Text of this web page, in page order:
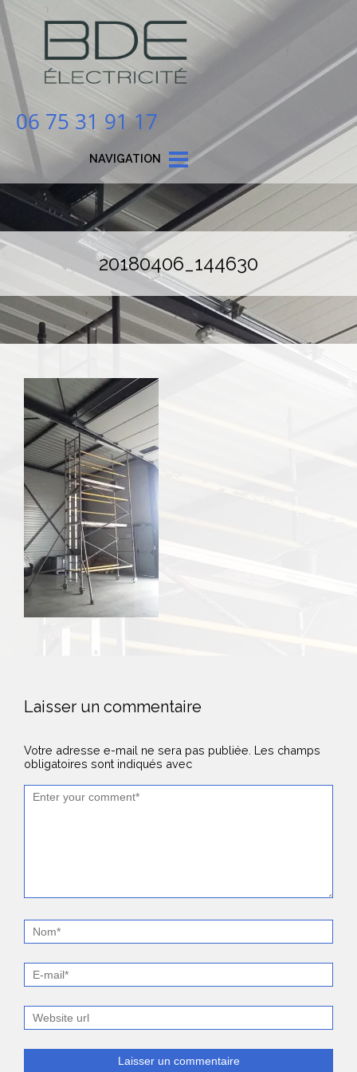
06 75 31 91 17
NAVIGATION
20180406_144630
Laisser un commentaire
Votre adresse e-mail ne sera pas publiée. Les champs
obligatoires sont indiqués avec